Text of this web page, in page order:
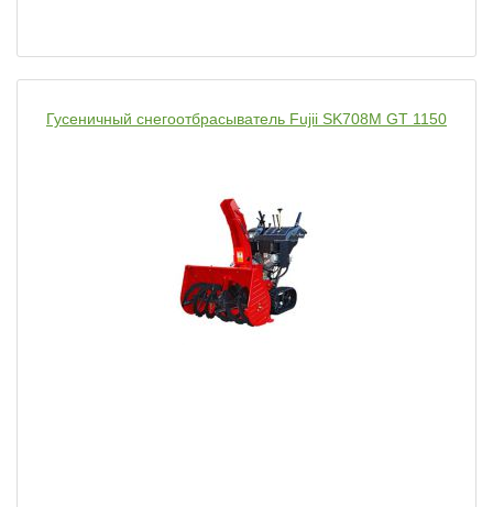
Гусеничный снегоотбрасыватель Fujii SK708M GT 1150